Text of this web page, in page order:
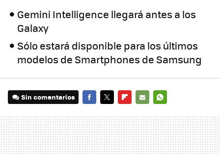
Gemini Intelligence llegará antes a los
Galaxy
Sólo estará disponible para los últimos
modelos de Smartphones de Samsung
Sin comentarios
MAIL